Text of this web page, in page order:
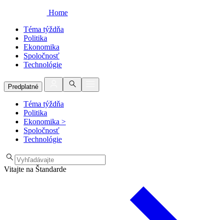
Home
Téma týždňa
Politika
Ekonomika
Spoločnosť
Technológie
Predplatné
Téma týždňa
Politika
Ekonomika >
Spoločnosť
Technológie
Vitajte na Štandarde